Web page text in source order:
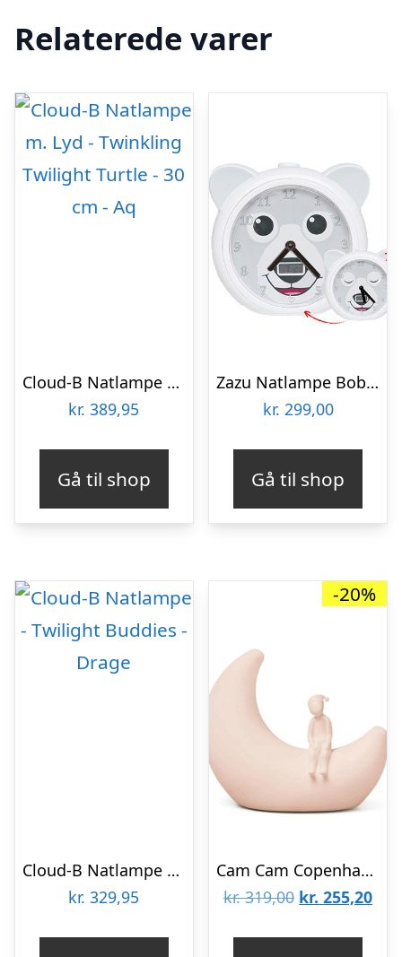
Relaterede varer
Cloud-B Natlampe m. Lyd – Twinkling Twilight Turtle – 30 cm – Aq
kr. 389,95
Gå til shop
Zazu Natlampe Bobby
kr. 299,00
Gå til shop
Cloud-B Natlampe – Twilight Buddies – Drage
kr. 329,95
-20%
Cam Cam Copenhagen Natlampe – Måne/Perlemor
kr.319,00 Den
kr. 255,20Den